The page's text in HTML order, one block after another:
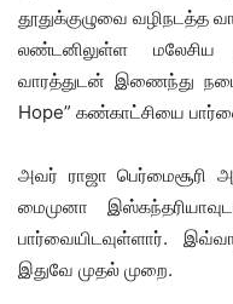
தூதுக்குழுவை வழிநடத்த
லண்டனிலுள்ள
வாரத்துடன் இணைந்து
Hope” கண்காட்சியை
அவர் ராஜா பெர்மைசூரி
மைமுனா
பார்வையிடவுள்ளார்.
இதுவே முதல் முறை.